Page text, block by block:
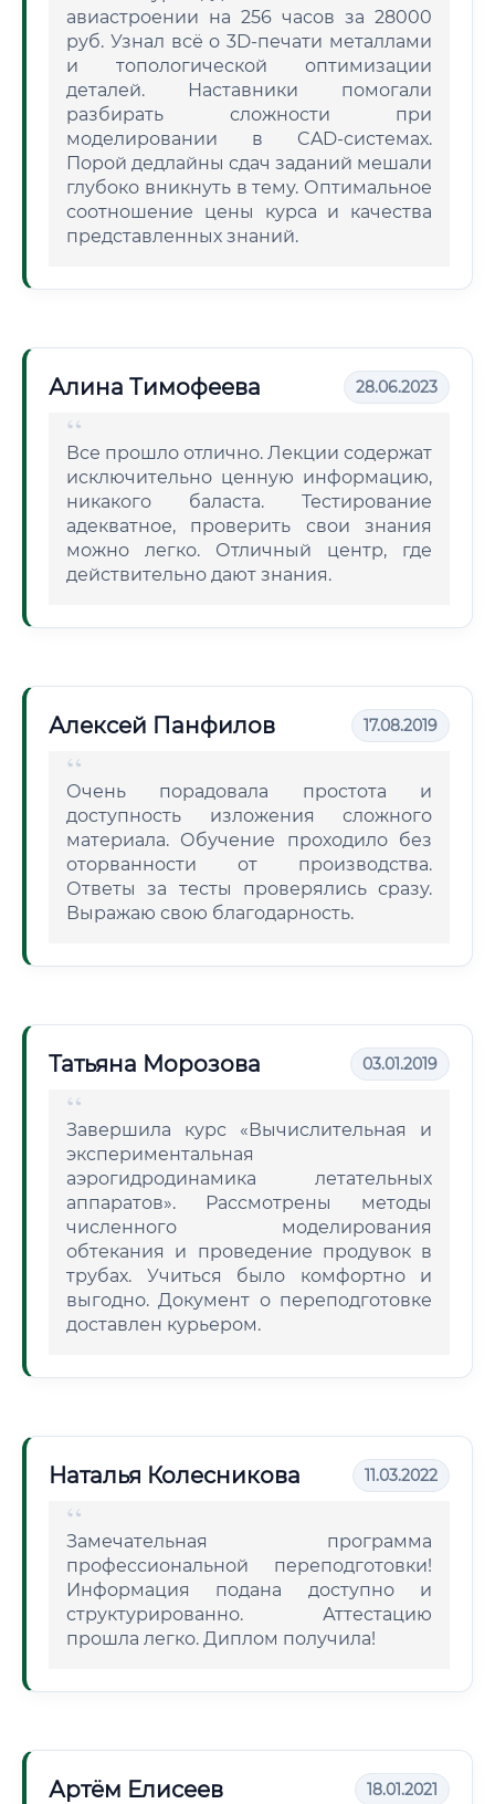
авиастроении на 256 часов за 28000
руб. Узнал всё о 3D-печати металлами
и топологической оптимизации
деталей. Наставники помогали
разбирать сложности при
моделировании в CAD-системах.
Порой дедлайны сдач заданий мешали
глубоко вникнуть в тему. Оптимальное
соотношение цены курса и качества
представленных знаний.
Алина Тимофеева 28.06.2023
Все прошло отлично. Лекции содержат
исключительно ценную информацию,
никакого баласта. Тестирование
адекватное, проверить свои знания
можно легко. Отличный центр, где
действительно дают знания.
Алексей Панфилов 17.08.2019
Очень порадовала простота и
доступность изложения сложного
материала. Обучение проходило без
оторванности от производства.
Ответы за тесты проверялись сразу.
Выражаю свою благодарность.
Татьяна Морозова 03.01.2019
Завершила курс «Вычислительная и
экспериментальная
аэрогидродинамика летательных
аппаратов». Рассмотрены методы
численного моделирования
обтекания и проведение продувок в
трубах. Учиться было комфортно и
выгодно. Документ о переподготовке
доставлен курьером.
Наталья Колесникова 11.03.2022
Замечательная программа
профессиональной переподготовки!
Информация подана доступно и
структурированно. Аттестацию
прошла легко. Диплом получила!
Артём Елисеев 18.01.2021